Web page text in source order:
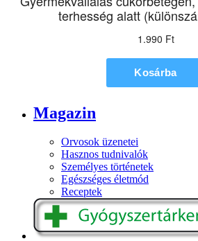
Magazin
Orvosok üzenetei
Hasznos tudnivalók
Személyes történetek
Egészséges életmód
Receptek